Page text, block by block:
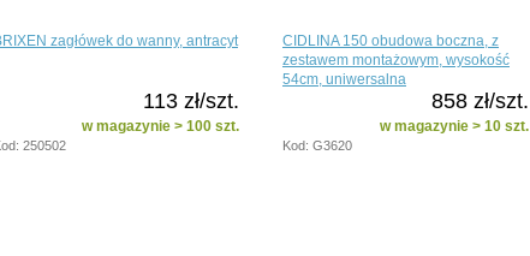
zagłówek do wanny, antracyt
113 zł/szt.
w magazynie > 100 szt.
250502
CIDLINA 150 obudowa boczna, z
zestawem montażowym, wysokość
54cm, uniwersalna
858 zł/szt.
w magazynie > 10 szt.
Kod: G3620